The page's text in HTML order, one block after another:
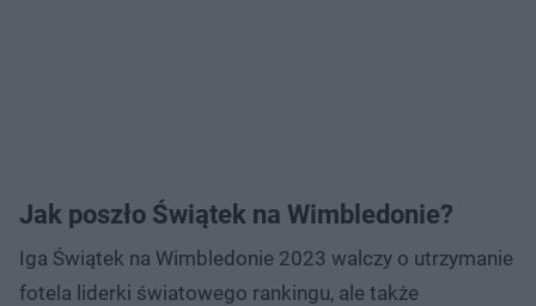
Jak poszło Świątek na Wimbledonie?
Iga Świątek na Wimbledonie 2023 walczy o utrzymanie
fotela liderki światowego rankingu, ale także